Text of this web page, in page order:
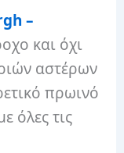
–
και όχι
αστέρων
πρωινό
όλες τις